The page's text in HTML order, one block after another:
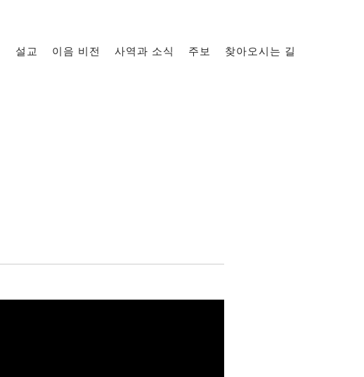
설교 이음 비전 사역과 소식 주보 찾아오시는 길